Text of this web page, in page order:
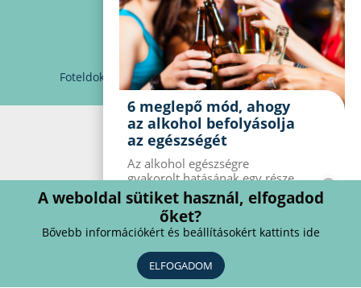
PARTNEREINK
KAPCSOLAT
Foteldoki info@foteldoki.hu Süti beállítások
6 meglepő mód, ahogy
az alkohol befolyásolja
az egészségét
Az alkohol egészségre
gyakorolt ​​hatásának egy része
jól ismert, mások azonban
meglepők lehetnek. Van hat
kevésbé ismert hatás, amelyet
az alkohol gyakorol a
szervezetre.
A weboldal sütiket használ, elfogadod
őket?
Bővebb információkért és beállításokért kattints ide
ELFOGADOM